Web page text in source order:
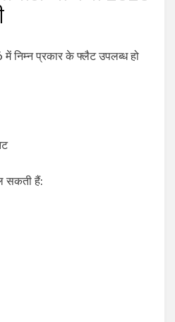
निम्न प्रकार के फ्लैट उपलब्ध हो
सकती हैं: